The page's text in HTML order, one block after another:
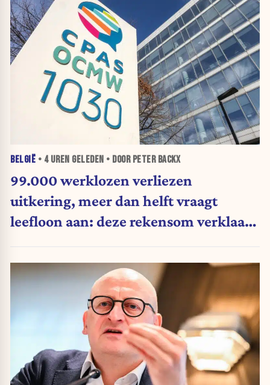
BELGIË • 4 UREN GELEDEN • DOOR PETER BACKX
99.000 werklozen verliezen
uitkering, meer dan helft vraagt
leefloon aan: deze rekensom verklaart